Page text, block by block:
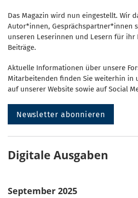
Das Magazin wird nun eingestellt. Wir
Autor*innen, Gesprächspartner*innen
unseren Leserinnen und Lesern für ihr
Beiträge.
Aktuelle Informationen über unsere
Mitarbeitenden finden Sie weiterhin in
auf unserer Website sowie auf Social
Newsletter abonnieren
Digitale Ausgaben
September 2025